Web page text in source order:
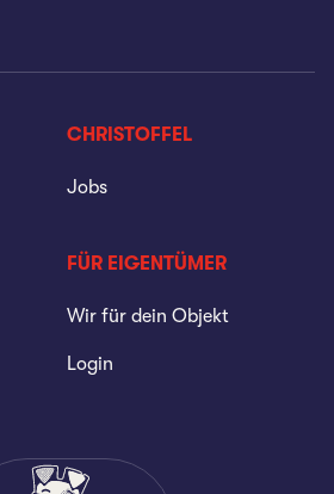
CHRISTOFFEL
Jobs
FÜR EIGENTÜMER
Wir für dein Objekt
Login